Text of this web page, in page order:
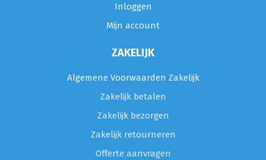
Inloggen
Mijn account
ZAKELIJK
Algemene Voorwaarden Zakelijk
Zakelijk betalen
Zakelijk bezorgen
Zakelijk retourneren
Offerte aanvragen